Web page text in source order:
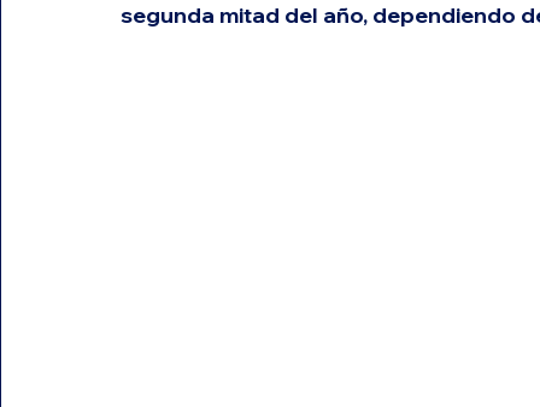
segunda mitad del año, dependiendo